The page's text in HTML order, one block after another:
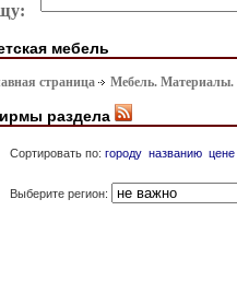
мебель
страница Мебель.
раздела
Сортировать по: городу названию цене
Выберите регион: